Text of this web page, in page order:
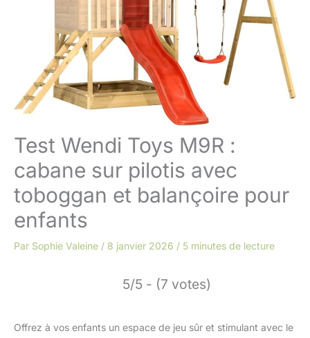
Test Wendi Toys M9R :
cabane sur pilotis avec
toboggan et balançoire pour
enfants
Par Sophie Valeine / 8 janvier 2026 / 5 minutes de lecture
5/5 - (7 votes)
Offrez à vos enfants un espace de jeu sûr et stimulant avec le